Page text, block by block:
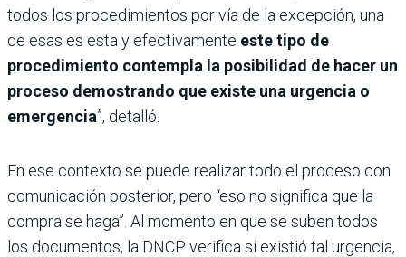
todos los procedimientos por vía de la excepción, una
de esas es esta y efectivamente este tipo de
procedimiento contempla la posibilidad de hacer un
proceso demostrando que existe una urgencia o
emergencia”, detalló.
En ese contexto se puede realizar todo el proceso con
comunicación posterior, pero “eso no significa que la
compra se haga”. Al momento en que se suben todos
los documentos, la DNCP verifica si existió tal urgencia,